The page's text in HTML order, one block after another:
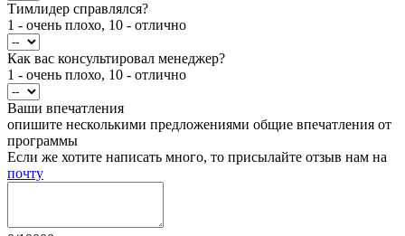
Тимлидер справлялся?
1 - очень плохо, 10 - отлично
Как вас консультировал менеджер?
1 - очень плохо, 10 - отлично
Ваши впечатления
опишите несколькими предложениями общие впечатления от
программы
Если же хотите написать много, то присылайте отзыв нам на
почту